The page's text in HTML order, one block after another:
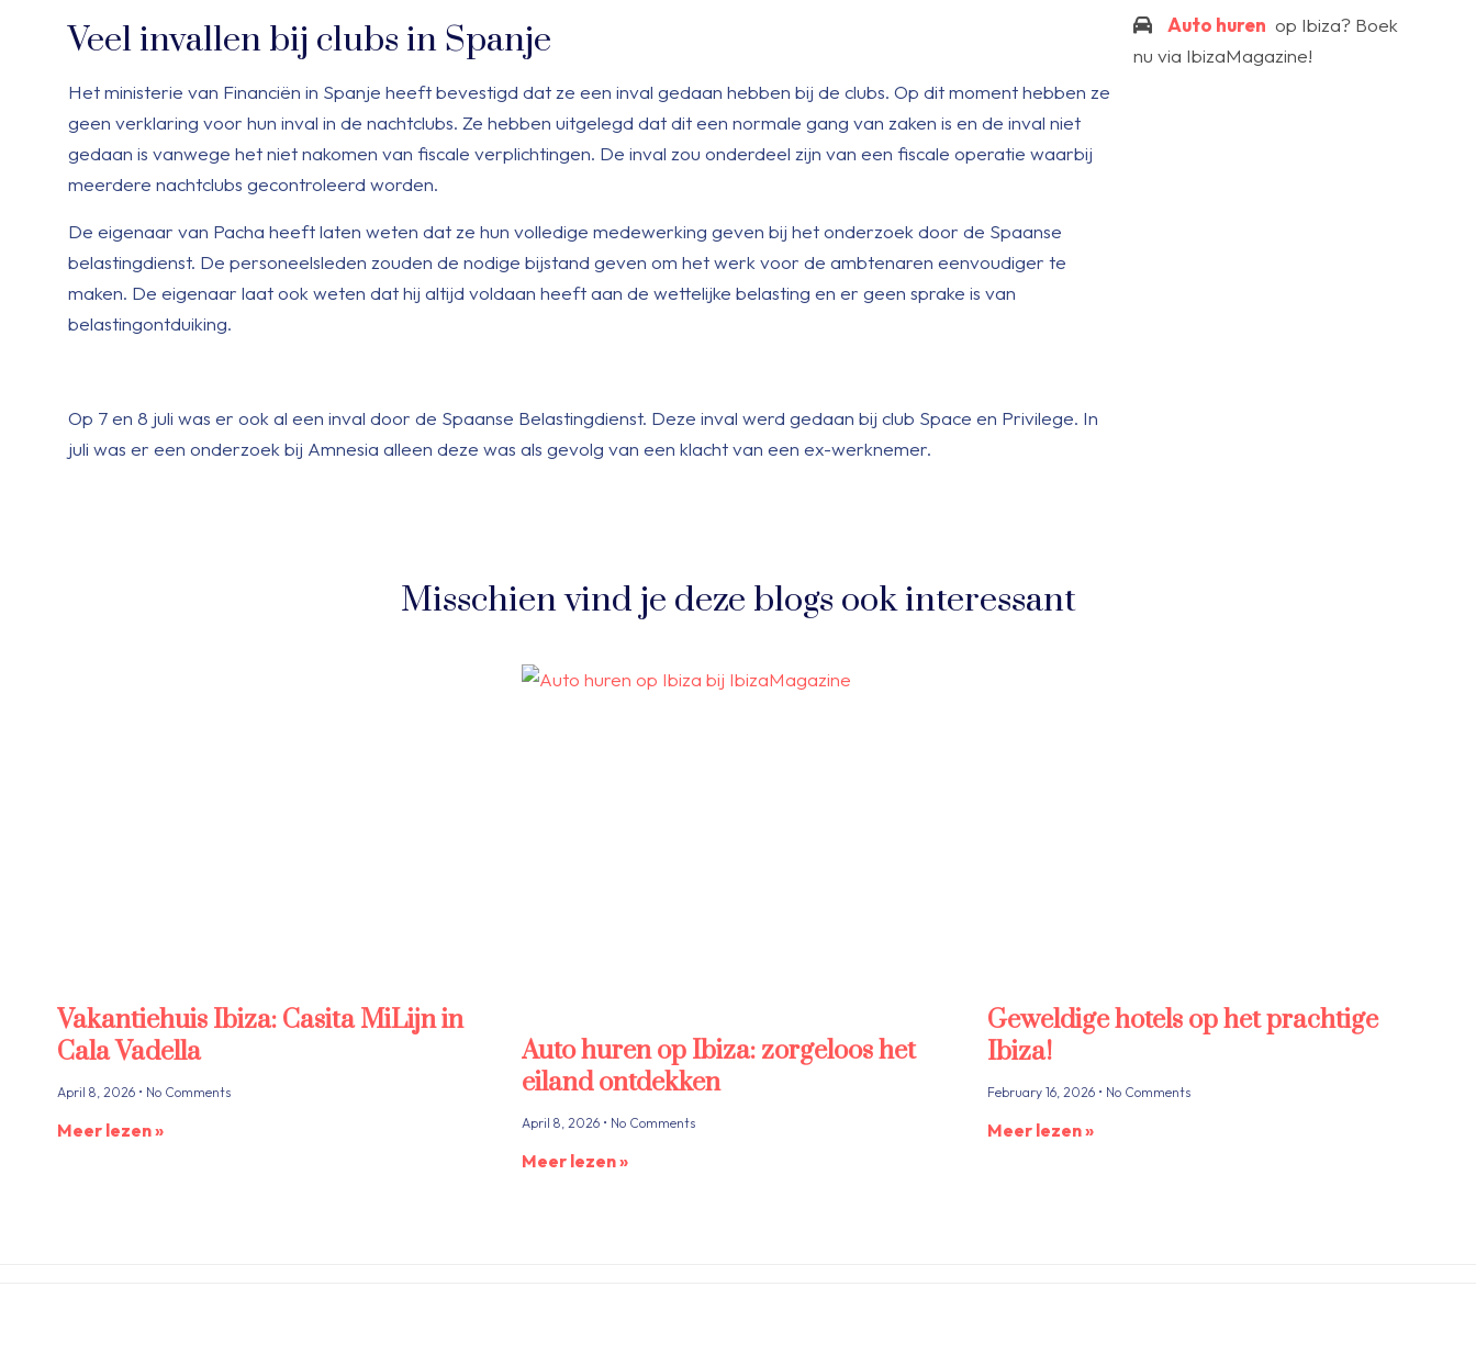
Veel invallen bij clubs in Spanje
Het ministerie van Financiën in Spanje heeft bevestigd dat ze een inval gedaan hebben bij de clubs. Op dit moment hebben ze
geen verklaring voor hun inval in de nachtclubs. Ze hebben uitgelegd dat dit een normale gang van zaken is en de inval niet
gedaan is vanwege het niet nakomen van fiscale verplichtingen. De inval zou onderdeel zijn van een fiscale operatie waarbij
meerdere nachtclubs gecontroleerd worden.
De eigenaar van Pacha heeft laten weten dat ze hun volledige medewerking geven bij het onderzoek door de Spaanse
belastingdienst. De personeelsleden zouden de nodige bijstand geven om het werk voor de ambtenaren eenvoudiger te
maken. De eigenaar laat ook weten dat hij altijd voldaan heeft aan de wettelijke belasting en er geen sprake is van
belastingontduiking.
Op 7 en 8 juli was er ook al een inval door de Spaanse Belastingdienst. Deze inval werd gedaan bij club Space en Privilege. In
juli was er een onderzoek bij Amnesia alleen deze was als gevolg van een klacht van een ex-werknemer.
Auto huren op Ibiza? Boek
nu via IbizaMagazine!
Misschien vind je deze blogs ook interessant
Vakantiehuis Ibiza: Casita MiLijn in
Cala Vadella
April 8, 2026 No Comments
Meer lezen »
Auto huren op Ibiza: zorgeloos het
eiland ontdekken
April 8, 2026 No Comments
Meer lezen »
Geweldige hotels op het prachtige
Ibiza!
February 16, 2026 No Comments
Meer lezen »